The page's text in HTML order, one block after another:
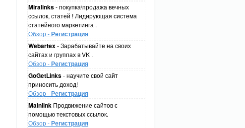
Miralinks- покупка\продажа вечных
ссылок, статей ! Лидирующая система
статейного маркетинга .
Обзор -Регистрация
Webartex- Зарабатывайте на своих
сайтах и группах в VK .
Обзор -Регистрация
GoGetLinks- научите свой сайт
приносить доход!
Обзор -Регистрация
Mainlink Продвижение сайтов с
помощью текстовых ссылок.
Обзор -Регистрация